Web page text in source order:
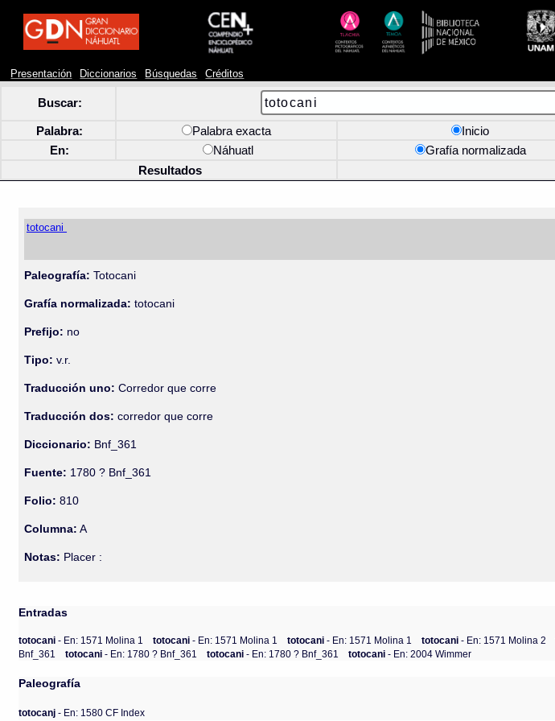
Presentación Diccionarios Búsquedas Créditos
Buscar:
Palabra: Palabra exacta Inicio
En:
Náhuatl Grafía normalizada
Resultados
totocani
Paleografía: Totocani
Grafía normalizada: totocani
Prefijo: no
Tipo: v.r.
Traducción uno: Corredor que corre
Traducción dos: corredor que corre
Diccionario: Bnf_361
Fuente: 1780 ? Bnf_361
Folio: 810
Columna: A
Notas: Placer :
Entradas
totocani- En: 1571 Molina 1 totocani- En: 1571 Molina 1 totocani- En: 1571 Molina 1 totocani- En: 1571 Molina 2
Bnf_361
totocani- En: 1780 ? Bnf_361 totocani- En: 1780 ? Bnf_361 totocani- En: 2004 Wimmer
Paleografía
totocanj - En: 1580 CF Index